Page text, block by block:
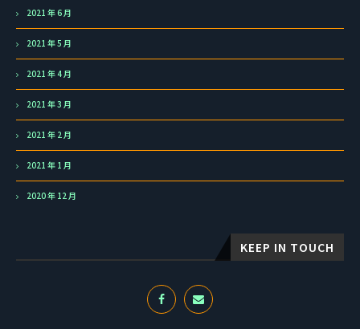
2021 年 6 月
2021 年 5 月
2021 年 4 月
2021 年 3 月
2021 年 2 月
2021 年 1 月
2020 年 12 月
KEEP IN TOUCH